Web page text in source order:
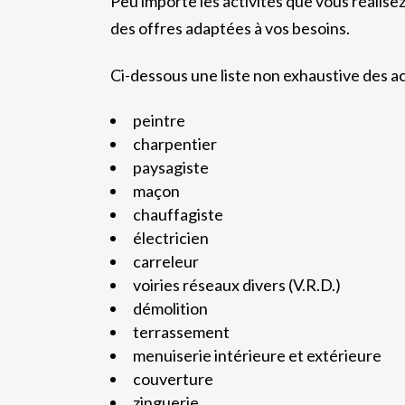
des offres adaptées à vos besoins.
Ci-dessous une liste non exhaustive des
peintre
charpentier
paysagiste
maçon
chauffagiste
électricien
carreleur
voiries réseaux divers (V.R.D.)
démolition
terrassement
menuiserie intérieure et extérieure
couverture